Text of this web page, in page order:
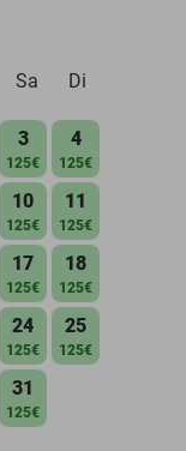
Sa Di
3
125€
4
125€
10
125€
11
125€
17
125€
18
125€
24
125€
25
125€
31
125€